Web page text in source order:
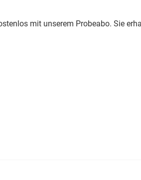
mit unserem Probeabo. Sie